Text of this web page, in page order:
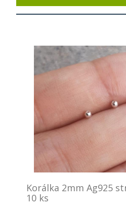
Korálka 2mm Ag925
10 ks